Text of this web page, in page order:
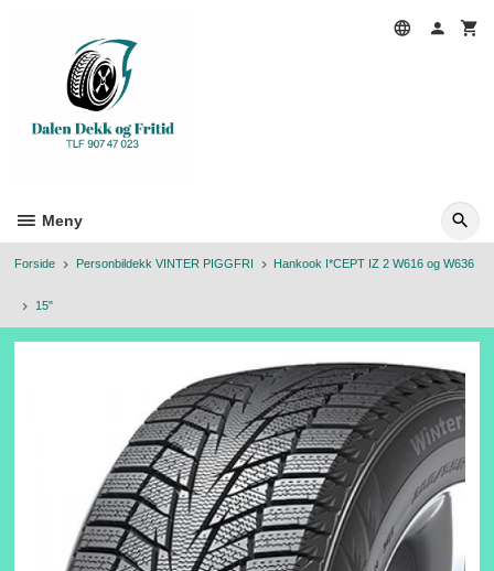
Meny
Forside Personbildekk VINTER PIGGFRI Hankook I*CEPT IZ 2 W616 og W636
15"